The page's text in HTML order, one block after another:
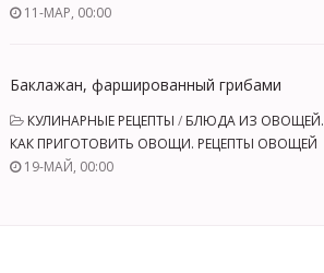
11-МАР, 00:00
Баклажан, фаршированный грибами
КУЛИНАРНЫЕ РЕЦЕПТЫ / БЛЮДА ИЗ ОВОЩЕЙ.
КАК ПРИГОТОВИТЬ ОВОЩИ. РЕЦЕПТЫ ОВОЩЕЙ
19-МАЙ, 00:00